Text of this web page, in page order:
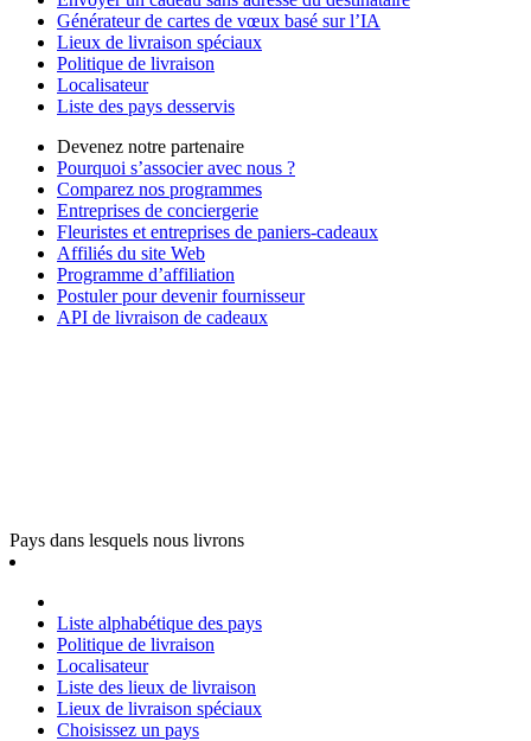
Générateur de cartes de vœux basé sur l’IA
Lieux de livraison spéciaux
Politique de livraison
Localisateur
Liste des pays desservis
Devenez notre partenaire
Pourquoi s’associer avec nous ?
Comparez nos programmes
Entreprises de conciergerie
Fleuristes et entreprises de paniers-cadeaux
Affiliés du site Web
Programme d’affiliation
Postuler pour devenir fournisseur
API de livraison de cadeaux
Pays dans lesquels nous livrons
Liste alphabétique des pays
Politique de livraison
Localisateur
Liste des lieux de livraison
Lieux de livraison spéciaux
Choisissez un pays